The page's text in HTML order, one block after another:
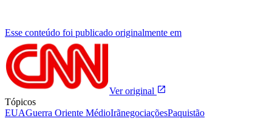
Esse conteúdo foi publicado originalmente em
Ver original
Tópicos
EUAGuerra Oriente MédioIrãnegociaçõesPaquistão